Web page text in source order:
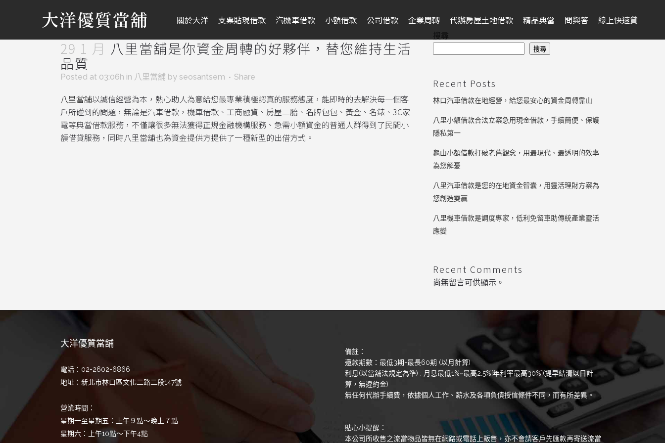
關於大洋 支票貼現借款 汽機車借款 小額借款 公司借款 企業周轉 代辦房屋土地借款 精品典當 問與答 線上快速貸
29 1 月 八里當舖是你資金周轉的好夥伴，替您維持生活
品質
Posted at 03:06h in 八里當舖 by seosantsem Share
八里當舖以誠信經營為本，熱心助人為意給您最專業積極認真的服務態度，能即時的去解決每一個客
戶所碰到的問題，無論是汽車借款，機車借款、工商融資、房屋二胎、名牌包包、黃金、名錶、3C家
電等典當借款服務，不僅讓很多無法獲得正規金融機構服務、急需小額資金的普通人群得到了民間小
額借貸服務，同時八里當舖也為資金提供方提供了一種新型的出借方式。
搜尋
搜尋
Recent Posts
林口汽車借款在地經營，給您最安心的資金周轉靠山
八里小額借款合法立案急用現金借款，手續簡便、保護
隱私第一
龜山小額借款打破老舊觀念，用最現代、最透明的效率
為您解憂
八里汽車借款是您的在地資金智囊，用靈活理財方案為
您創造雙贏
八里機車借款是調度專家，低利免留車助傳統產業靈活
應變
Recent Comments
尚無留言可供顯示。
大洋優質當舖
電話：02-2602-6866
地址：新北市林口區文化二路二段147號
營業時間：
星期一至星期五：上午９點～晚上７點
星期六：上午10點～下午4點
備註：
還款期數：最低3期-最長60期 (以月計算)
利息(以當舖法規定為準) : 月息最低1%~最高2.5%[年利率最高30%](提早結清以日計
算，無違約金)
無任何代辦手續費，依據個人工作、薪水及各項負債授信條件不同，而有所差異。
貼心小提醒：
本公司所收售之流當物品皆無在網路或電話上販售，亦不會請客戶先匯款再寄送流當